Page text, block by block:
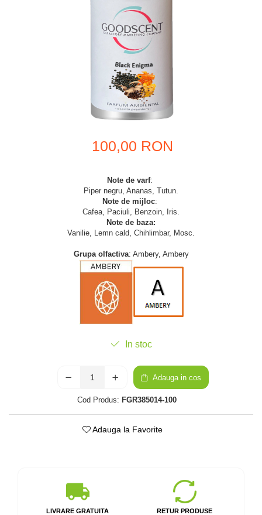
100,00 RON
Note de varf:
Piper negru, Ananas, Tutun.
Note de mijloc:
Cafea, Paciuli, Benzoin, Iris.
Note de baza:
Vanilie, Lemn cald, Chihlimbar, Mosc.
Grupa olfactiva: Ambery, Ambery
In stoc
Adauga in cos
Cod Produs: FGR385014-100
Adauga la Favorite
LIVRARE GRATUITA RETUR PRODUSE